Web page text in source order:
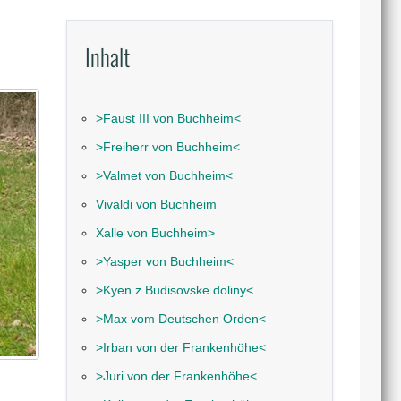
Inhalt
˃Faust III von Buchheim˂
˃Freiherr von Buchheim˂
˃Valmet von Buchheim˂
Vivaldi von Buchheim
Xalle von Buchheim˃
˃Yasper von Buchheim˂
˃Kyen z Budisovske doliny˂
˃Max vom Deutschen Orden˂
˃Irban von der Frankenhöhe˂
˃Juri von der Frankenhöhe˂